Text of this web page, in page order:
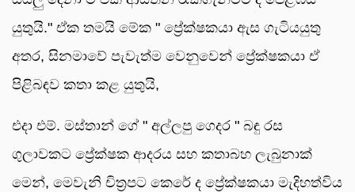
යුතුයි." ඒක තමයි මේක " ප්‍රේක්ෂකයා ඇස ගැටියයුතු
අතර, සිනමාවේ පැවැත්ම වෙනුවෙන් ප්‍රේක්ෂකයා ඒ
පිළිබඳව කතා කළ යුතුයි,
එදා එම්. මස්තාන් ගේ " අල්ලපු ගෙදර " බඳු රස
ගුලාවකට ප්‍රේක්ෂක ආදරය සහ කතාබහ ලැබුනාක්
මෙන්, මෙවැනි චිත්‍රපට කෙරේ ද ප්‍රේක්ෂකයා මැදිහත්විය